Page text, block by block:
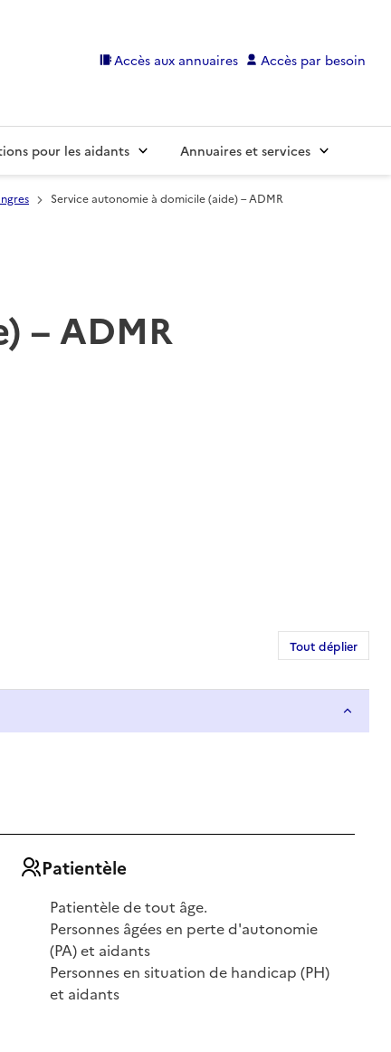
Accès aux annuaires Accès par besoin
pour les aidants Annuaires et services
Service autonomie à domicile (aide) – ADMR
– ADMR
Tout déplier
Patientèle
Patientèle de tout âge.
Personnes âgées en perte d'autonomie
(PA) et aidants
Personnes en situation de handicap (PH)
et aidants